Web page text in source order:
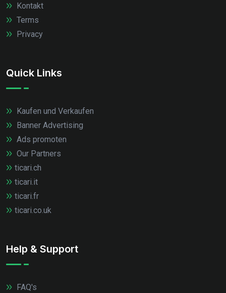
Kontakt
Terms
Privacy
Quick Links
Kaufen und Verkaufen
Banner Advertising
Ads promoten
Our Partners
ticari.ch
ticari.it
ticari.fr
ticari.co.uk
Help & Support
FAQ's